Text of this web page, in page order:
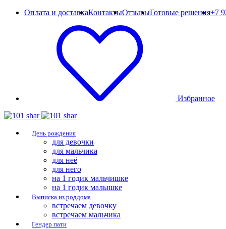
Оплата и доставкаКонтактыОтзывыГотовые решения+7
Избранное
День рождения
для девочки
для мальчика
для неё
для него
на 1 годик мальчишке
на 1 годик малышке
Выписка из роддома
встречаем девочку
встречаем мальчика
Гендер пати